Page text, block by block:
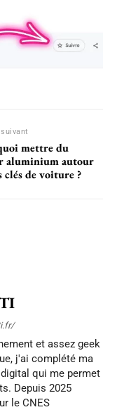
mettre du
aluminium autour
clés de voiture ?
et assez geek
j'ai complété ma
qui me permet
Depuis 2025
le CNES